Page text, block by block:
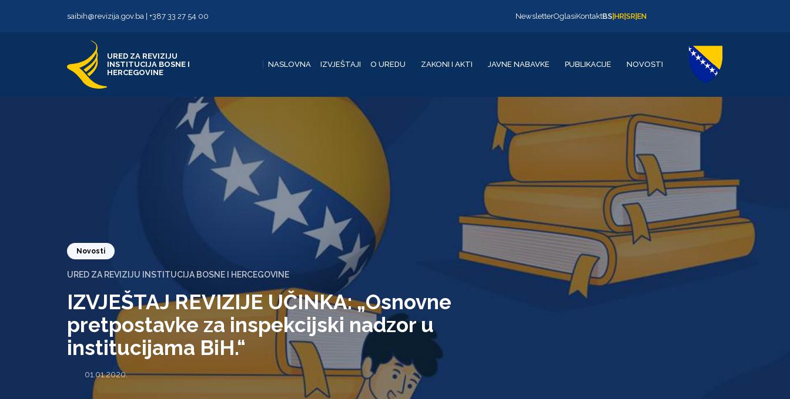
saibih@revizija.gov.ba +387 33 27 54 00 NewsletterOglasiKontaktBS HR SR EN
URED ZA REVIZIJU
INSTITUCIJA BOSNE I
HERCEGOVINE
NASLOVNA IZVJEŠTAJI O UREDU ZAKONI I AKTI JAVNE NABAVKE PUBLIKACIJE NOVOSTI
Novosti
URED ZA REVIZIJU INSTITUCIJA BOSNE I HERCEGOVINE
IZVJEŠTAJ REVIZIJE UČINKA: „Osnovne
pretpostavke za inspekcijski nadzor u
institucijama BiH.“
01.01.2020.